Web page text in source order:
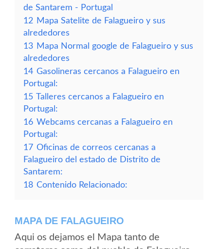
de Santarem - Portugal
12 Mapa Satelite de Falagueiro y sus
alrededores
13 Mapa Normal google de Falagueiro y sus
alrededores
14 Gasolineras cercanos a Falagueiro en
Portugal:
15 Talleres cercanos a Falagueiro en
Portugal:
16 Webcams cercanas a Falagueiro en
Portugal:
17 Oficinas de correos cercanas a
Falagueiro del estado de Distrito de
Santarem:
18 Contenido Relacionado:
MAPA DE FALAGUEIRO
Aqui os dejamos el Mapa tanto de